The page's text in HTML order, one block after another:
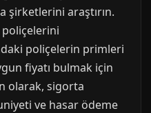
şirketlerini araştırın.
poliçelerin primleri
fiyatı bulmak için
olarak, sigorta
ve hasar ödeme